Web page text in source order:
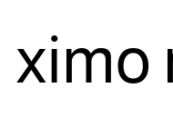
xi­mo